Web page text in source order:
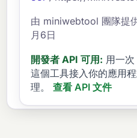
由 miniwebtool 團隊提
月6日
開發者 API 可用: 用一
這個工具接入你的應用
理。
查看 API 文件